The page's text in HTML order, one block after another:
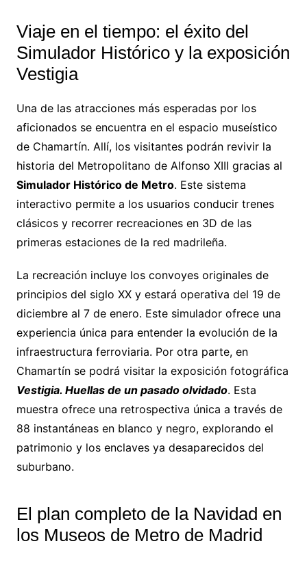
Viaje en el tiempo: el éxito del
Simulador Histórico y la exposición
Vestigia
Una de las atracciones más esperadas por los
aficionados se encuentra en el espacio museístico
de Chamartín. Allí, los visitantes podrán revivir la
historia del Metropolitano de Alfonso XIII gracias al
Simulador Histórico de Metro. Este sistema
interactivo permite a los usuarios conducir trenes
clásicos y recorrer recreaciones en 3D de las
primeras estaciones de la red madrileña.
La recreación incluye los convoyes originales de
principios del siglo XX y estará operativa del 19 de
diciembre al 7 de enero. Este simulador ofrece una
experiencia única para entender la evolución de la
infraestructura ferroviaria. Por otra parte, en
Chamartín se podrá visitar la exposición fotográfica
Vestigia. Huellas de un pasado olvidado. Esta
muestra ofrece una retrospectiva única a través de
88 instantáneas en blanco y negro, explorando el
patrimonio y los enclaves ya desaparecidos del
suburbano.
El plan completo de la Navidad en
los Museos de Metro de Madrid